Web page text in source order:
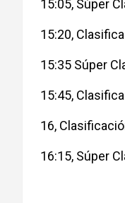
15:05, Súper
15:20,
15:35 Súper
15:45,
16,
16:15, Súper